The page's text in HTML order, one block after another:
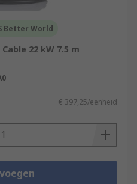
Better World
22 kW 7.5 m
€ 397,25/eenheid